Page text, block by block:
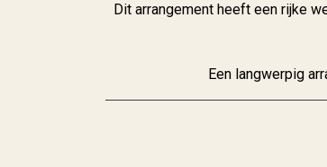
Dit arrangement heeft een rijke
Een langwerpig